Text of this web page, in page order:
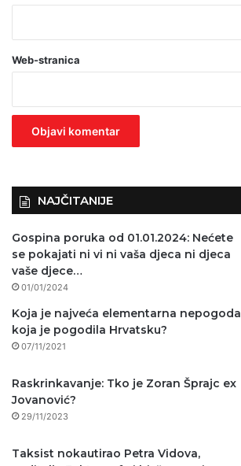
a
v
z
Web-stranica
NAJČITANIJE
Gospina poruka od 01.01.2024: Nećete
se pokajati ni vi ni vaša djeca ni djeca
vaše djece…
01/01/2024
Koja je najveća elementarna nepogoda
koja je pogodila Hrvatsku?
07/11/2021
Raskrinkavanje: Tko je Zoran Šprajc ex
Jovanović?
29/11/2023
Taksist nokautirao Petra Vidova,